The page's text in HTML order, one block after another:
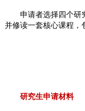
申请者选择四个研
并修读一套核心课程，
研究生申请材料